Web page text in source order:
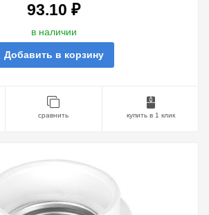
93.10 ₽
в наличии
Добавить в корзину
сравнить купить в 1 клик